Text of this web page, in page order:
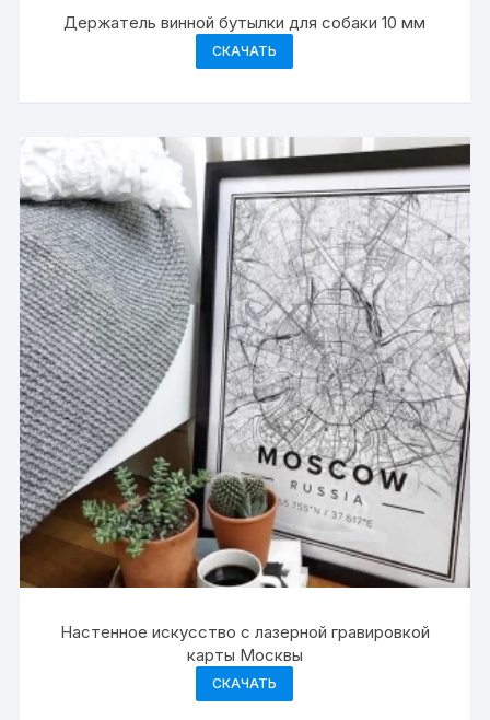
Держатель винной бутылки для собаки 10 мм
СКАЧАТЬ
Настенное искусство с лазерной гравировкой
карты Москвы
СКАЧАТЬ